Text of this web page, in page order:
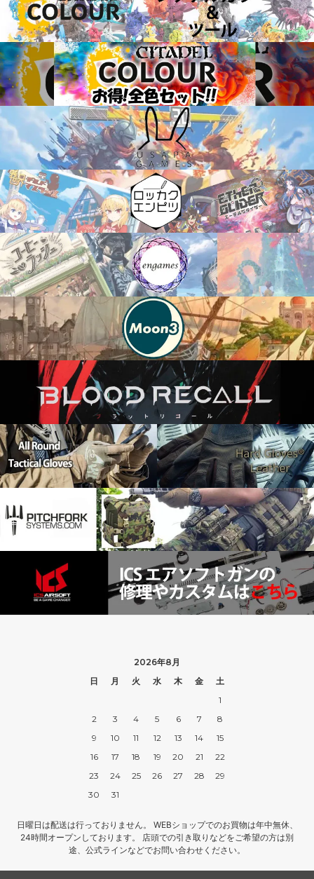
2026年8月
日
月 火 水 木 金
土
1
2
3 4 5 6 7
8
9
10 11 12 13 14
15
16
17 18 19 20 21
22
23
24 25 26 27 28
29
30
31
日曜日は配送は行っておりません。 WEBショップでのお買物は年中無休、
24時間オープンしております。 店頭での引き取りなどをご希望の方は別
途、公式ラインなどでお問い合わせください。